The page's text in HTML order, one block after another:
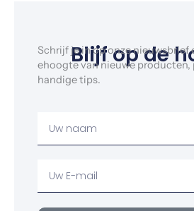
Blijf op de
Schrijf je in op onze nieuwsbrief
ehoogte van nieuwe producten,
handige tips.
Naam
email